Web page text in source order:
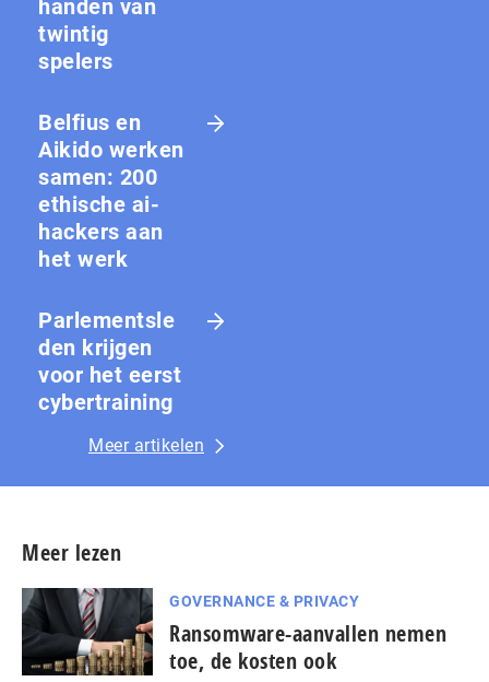
handen van
twintig
spelers
Belfius en
Aikido werken
samen: 200
ethische ai-
hackers aan
het werk
Parlementsle
den krijgen
voor het eerst
cybertraining
Meer artikelen
Meer lezen
GOVERNANCE & PRIVACY
Ransomware-aanvallen nemen
toe, de kosten ook